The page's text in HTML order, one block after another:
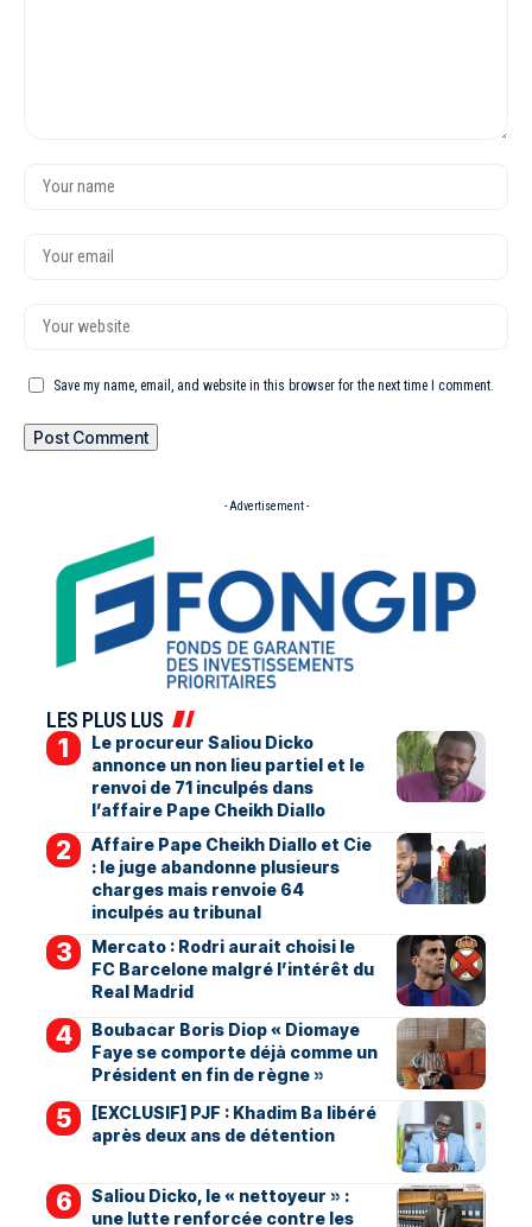
Save my name, email, and website in this browser for the next time I comment.
- Advertisement -
LES PLUS LUS
Le procureur Saliou Dicko
annonce un non lieu partiel et le
renvoi de 71 inculpés dans
l’affaire Pape Cheikh Diallo
Affaire Pape Cheikh Diallo et Cie
: le juge abandonne plusieurs
charges mais renvoie 64
inculpés au tribunal
Mercato : Rodri aurait choisi le
FC Barcelone malgré l’intérêt du
Real Madrid
Boubacar Boris Diop « Diomaye
Faye se comporte déjà comme un
Président en fin de règne »
[EXCLUSIF] PJF : Khadim Ba libéré
après deux ans de détention
Saliou Dicko, le « nettoyeur » :
une lutte renforcée contre les